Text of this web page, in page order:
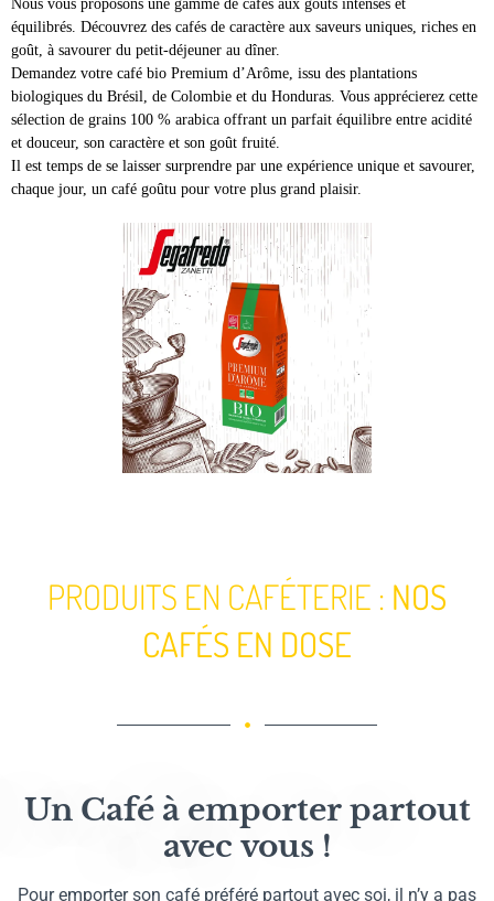
Nous vous proposons une gamme de cafés aux goûts intenses et
équilibrés. Découvrez des cafés de caractère aux saveurs uniques, riches en
goût, à savourer du petit-déjeuner au dîner.
Demandez votre café bio Premium d’Arôme, issu des plantations
biologiques du Brésil, de Colombie et du Honduras. Vous apprécierez cette
sélection de grains 100 % arabica offrant un parfait équilibre entre acidité
et douceur, son caractère et son goût fruité.
Il est temps de se laisser surprendre par une expérience unique et savourer,
chaque jour, un café goûtu pour votre plus grand plaisir.
PRODUITS EN CAFÉTERIE : NOS
CAFÉS EN DOSE
Un Café à emporter partout
avec vous !
Pour emporter son café préféré partout avec soi, il n’y a pas